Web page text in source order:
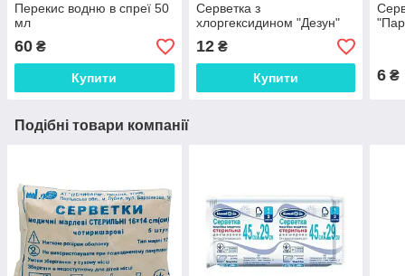
Перекис водню в спреї 50
мл
60 ₴
Купити
Серветка з
хлоргексидином "Дезун"
12₴
Купити 6 ₴
Подібні товари компанії